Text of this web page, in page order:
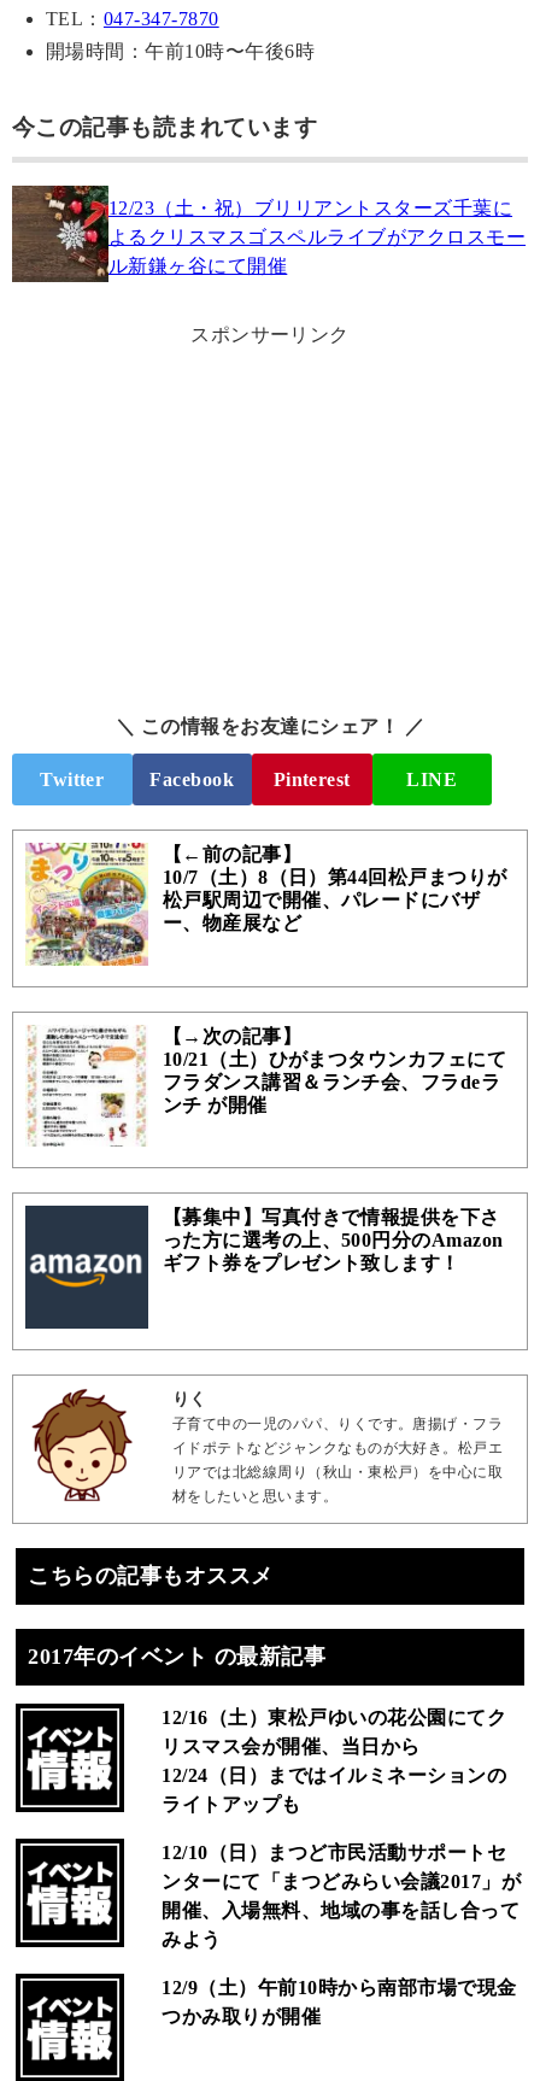
TEL： 047-347-7870
開場時間：午前10時〜午後6時
今この記事も読まれています
12/23（土・祝）ブリリアントスターズ千葉に
よるクリスマスゴスペルライブがアクロスモー
ル新鎌ヶ谷にて開催
スポンサーリンク
＼ この情報をお友達にシェア！ ／
Twitter Facebook Pinterest LINE
【←前の記事】
10/7（土）8（日）第44回松戸まつりが
松戸駅周辺で開催、パレードにバザ
ー、物産展など
【→次の記事】
10/21（土）ひがまつタウンカフェにて
フラダンス講習＆ランチ会、フラdeラ
ンチ が開催
【募集中】写真付きで情報提供を下さ
った方に選考の上、500円分のAmazon
ギフト券をプレゼント致します！
りく
子育て中の一児のパパ、りくです。唐揚げ・フラ
イドポテトなどジャンクなものが大好き。松戸エ
リアでは北総線周り（秋山・東松戸）を中心に取
材をしたいと思います。
こちらの記事もオススメ
2017年のイベント の最新記事
12/16（土）東松戸ゆいの花公園にてク
リスマス会が開催、当日から
12/24（日）まではイルミネーションの
ライトアップも
12/10（日）まつど市民活動サポートセ
ンターにて「まつどみらい会議2017」が
開催、入場無料、地域の事を話し合って
みよう
12/9（土）午前10時から南部市場で現金
つかみ取りが開催